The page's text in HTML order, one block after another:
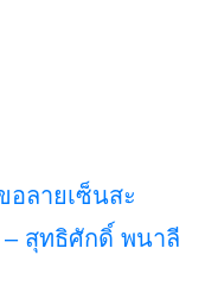
อลายเซ็นสะ
– สุทธิศักดิ์ พนาลี